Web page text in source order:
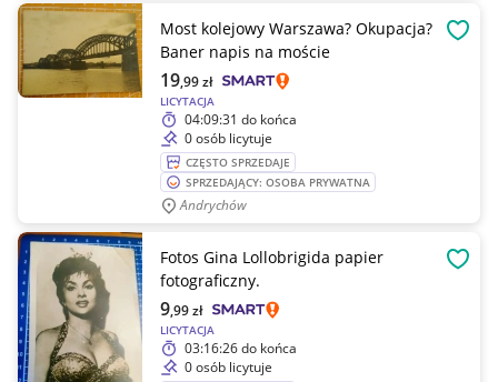
Most kolejowy Warszawa? Okupacja?
Baner napis na moście
LICYTACJA
19,99zł
04:09:31 do końca
0 osób licytuje
CZĘSTO SPRZEDAJE
SPRZEDAJĄCY: OSOBA PRYWATNA
Andrychów
Fotos Gina Lollobrigida papier
fotograficzny.
LICYTACJA
9,99zł
03:16:26do końca
0 osób licytuje